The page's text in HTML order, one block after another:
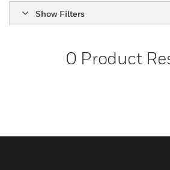
Show Filters
0 Product